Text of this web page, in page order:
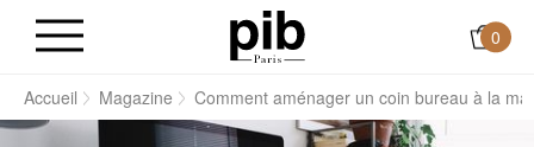
0
Accueil Magazine Comment aménager un coin bureau à la